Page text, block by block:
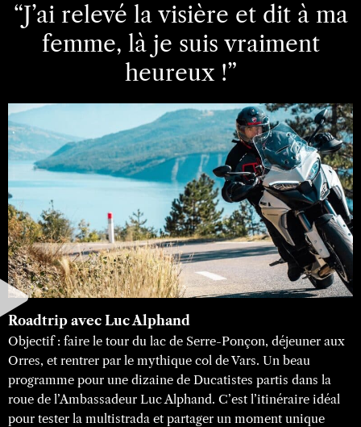
“J’ai relevé la visière et dit à ma
femme, là je suis vraiment
heureux !”
Roadtrip avec Luc Alphand
Objectif : faire le tour du lac de Serre-Ponçon, déjeuner aux
Orres, et rentrer par le mythique col de Vars. Un beau
programme pour une dizaine de Ducatistes partis dans la
roue de l’Ambassadeur Luc Alphand. C’est l’itinéraire idéal
pour tester la multistrada et partager un moment unique